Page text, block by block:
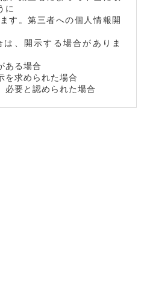
に
。第三者への個人情報開
開示する場合がありま
る場合
求められた場合
と認められた場合